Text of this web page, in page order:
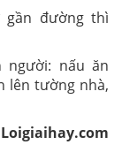
đường thì
người: nấu ăn
lên tường nhà,
Loigiaihay.com